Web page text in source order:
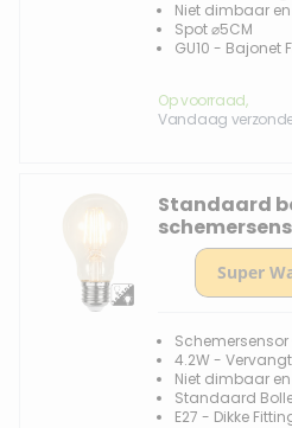
Niet dimbaar
Spot ⌀5CM
GU10 - Bajonet
Op voorraad,
Vandaag
Standaard
Super
Filament -
4.2W -
Niet dimbaar
Standaard
E27 - Dikke